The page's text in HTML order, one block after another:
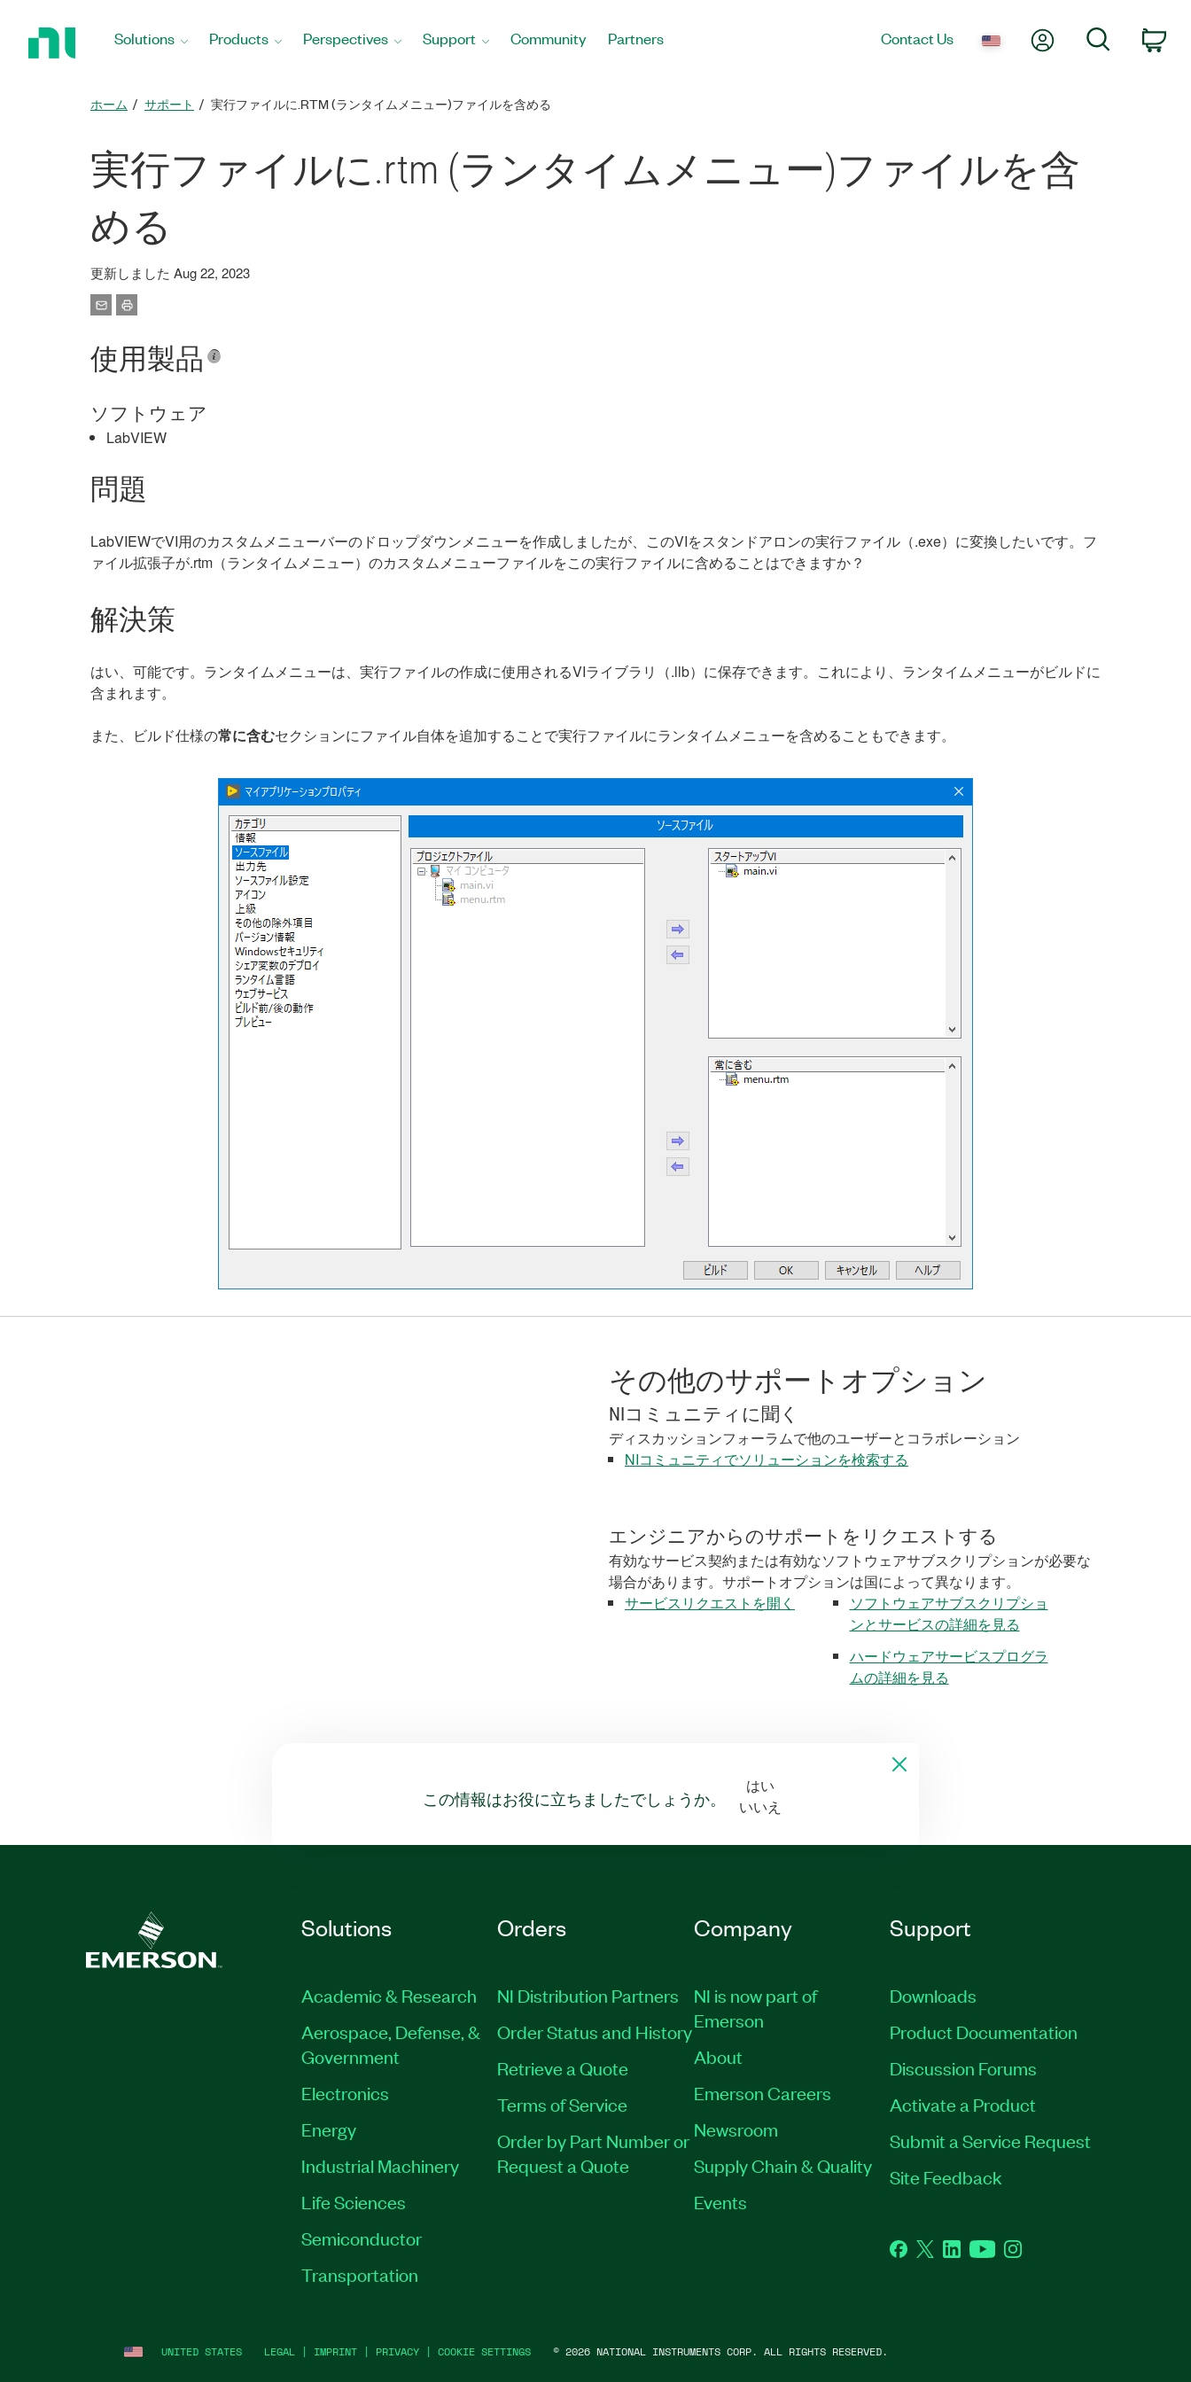
Solutions Products Perspectives Support Community Partners Contact Us My AccountSearch
ホーム サポート 実行ファイルに.RTM (ランタイムメニュー)ファイルを含める
実行ファイルに.rtm (ランタイムメニュー)ファイルを含
める
更新しました Aug 22, 2023
使用製品
ソフトウェア
LabVIEW
問題
LabVIEWでVI用のカスタムメニューバーのドロップダウンメニューを作成しましたが、このVIをスタンドアロンの実行ファイル（.exe）に変換したいです。フ
ァイル拡張子が.rtm（ランタイムメニュー）のカスタムメニューファイルをこの実行ファイルに含めることはできますか？
解決策
はい、可能です。ランタイムメニューは、実行ファイルの作成に使用されるVIライブラリ（.llb）に保存できます。これにより、ランタイムメニューがビルドに
含まれます。
また、ビルド仕様の常に含むセクションにファイル自体を追加することで実行ファイルにランタイムメニューを含めることもできます。
その他のサポートオプション
NIコミュニティに聞く
ディスカッションフォーラムで他のユーザーとコラボレーション
NIコミュニティでソリューションを検索する
エンジニアからのサポートをリクエストする
有効なサービス契約または有効なソフトウェアサブスクリプションが必要な
場合があります。サポートオプションは国によって異なります。
サービスリクエストを開く
ソフトウェアサブスクリプショ
ンとサービスの詳細を見る
ハードウェアサービスプログラ
ムの詳細を見る
この情報はお役に立ちましたでしょうか。
はい
いいえ
Solutions
Academic & Research
Aerospace, Defense, &
Government
Electronics
Energy
Industrial Machinery
Life Sciences
Semiconductor
Transportation
Orders
NI Distribution Partners
Order Status and History
Retrieve a Quote
Terms of Service
Order by Part Number or
Request a Quote
Company
NI is now part of
Emerson
About
Emerson Careers
Newsroom
Supply Chain & Quality
Events
Support
Downloads
Product Documentation
Discussion Forums
Activate a Product
Submit a Service Request
Site Feedback
Facebook
TwitterLinkedInYouTubeInstagram
UNITED STATES LEGAL | IMPRINT | PRIVACY | COOKIE SETTINGS © 2026 NATIONAL INSTRUMENTS CORP. ALL RIGHTS RESERVED.